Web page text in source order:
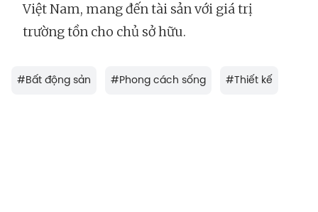
Việt Nam, mang đến tài sản với giá trị
trường tồn cho chủ sở hữu.
#Bất động sản #Phong cách sống #Thiết kế